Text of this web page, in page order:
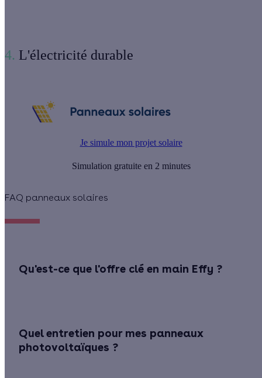
4. L'électricité durable
Je simule mon projet solaire
Simulation gratuite en 2 minutes
FAQ panneaux solaires
Qu'est-ce que l'offre clé en main Effy ?
Quel entretien pour mes panneaux
photovoltaïques ?